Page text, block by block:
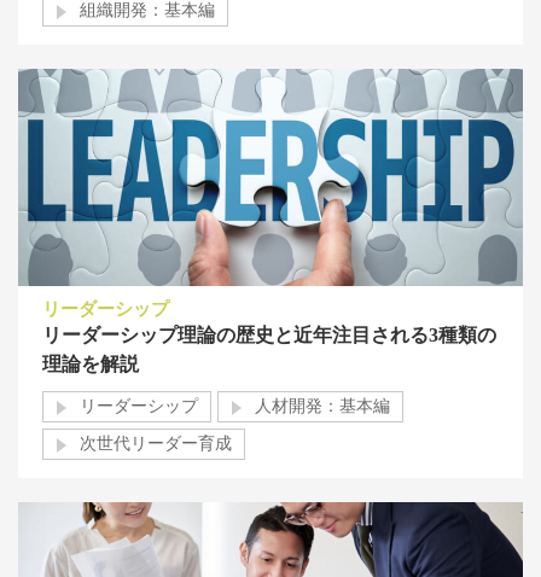
組織開発：基本編
リーダーシップ
リーダーシップ理論の歴史と近年注目される3種類の
理論を解説
リーダーシップ 人材開発：基本編
次世代リーダー育成